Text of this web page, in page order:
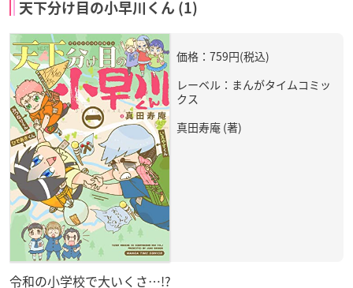
天下分け目の小早川くん (1)
価格：759円(税込)
レーベル：まんがタイムコミッ
クス
真田寿庵 (著)
令和の小学校で大いくさ…!?